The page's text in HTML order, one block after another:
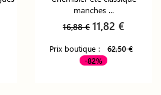
manches ...
16,88 € 11,82 €
Prix boutique :
62,50 €
-82%